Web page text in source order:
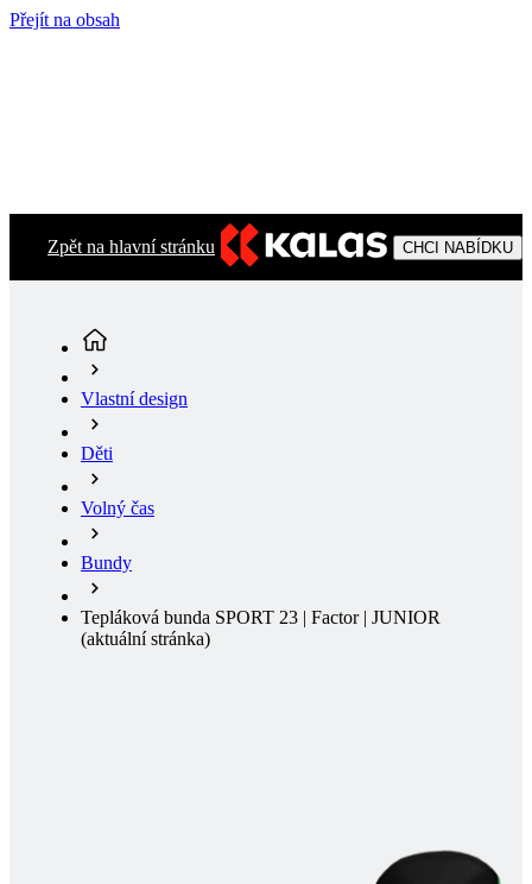
Přejít na obsah
Zpět na hlavní stránku CHCI NABÍDKU
Vlastní design
Děti
Volný čas
Bundy
Tepláková bunda SPORT 23 | Factor | JUNIOR
(aktuální stránka)